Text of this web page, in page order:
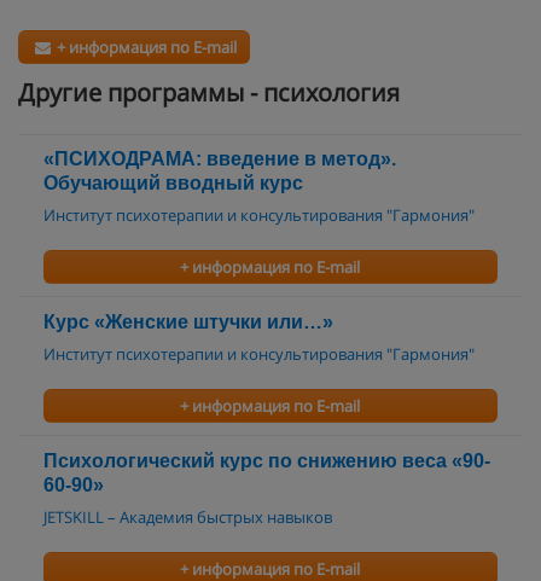
+ информация по E-mail
Другие программы - психология
«ПСИХОДРАМА: введение в метод».
Обучающий вводный курс
Институт психотерапии и консультирования "Гармония"
+ информация по E-mail
Курс «Женские штучки или…»
Институт психотерапии и консультирования "Гармония"
+ информация по E-mail
Психологический курс по снижению веса «90-
60-90»
JETSKILL – Академия быстрых навыков
+ информация по E-mail